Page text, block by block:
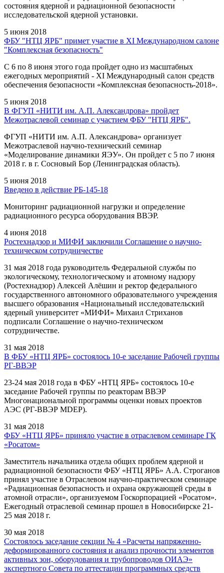
состояния ядерной и радиационной безопасности
исследовательской ядерной установки.
5 июня 2018
ФБУ "НТЦ ЯРБ" примет участие в XI Международном салоне
"Комплексная безопасность"
C 6 по 8 июня этого года пройдет одно из масштабных
ежегодных мероприятий - XI Международный салон средств
обеспечения безопасности «Комплексная безопасность-2018».
5 июня 2018
В ФГУП «НИТИ им. А.П. Александрова» пройдет
Межотраслевой семинар с участием ФБУ "НТЦ ЯРБ".
ФГУП «НИТИ им. А.П. Александрова» организует
Межотраслевой научно-технический семинар
«Моделирование динамики ЯЭУ». Он пройдет с 5 по 7 июня
2018 г. в г. Сосновый Бор (Ленинградская область).
5 июня 2018
Введено в действие РБ-145-18
Мониторинг радиационной нагрузки и определение
радиационного ресурса оборудования ВВЭР.
4 июня 2018
Ростехнадзор и МИФИ заключили Соглашение о научно-
техническом сотрудничестве
31 мая 2018 года руководитель Федеральной службы по
экологическому, технологическому и атомному надзору
(Ростехнадзор) Алексей Алёшин и ректор федерального
государственного автономного образовательного учреждения
высшего образования «Национальный исследовательский
ядерный университет «МИФИ» Михаил Стриханов
подписали Соглашение о научно-техническом
сотрудничестве.
31 мая 2018
В ФБУ «НТЦ ЯРБ» состоялось 10-е заседание Рабочей группы
РГ-ВВЭР
23-24 мая 2018 года в ФБУ «НТЦ ЯРБ» состоялось 10-е
заседание Рабочей группы по реакторам ВВЭР
Многонациональной программы оценки новых проектов
АЭС (РГ-ВВЭР MDEP).
31 мая 2018
ФБУ «НТЦ ЯРБ» приняло участие в отраслевом семинаре ГК
«Росатом»
Заместитель начальника отдела общих проблем ядерной и
радиационной безопасности ФБУ «НТЦ ЯРБ» А.А. Строганов
принял участие в Отраслевом научно-практическом семинаре
«Радиационная безопасность и охрана окружающей среды в
атомной отрасли», организуемом Госкорпорацией «Росатом».
Ежегодный отраслевой семинар прошел в Новосибирске 21-
25 мая 2018 г.
30 мая 2018
Состоялось заседание секции № 4 «Расчеты напряженно-
деформированного состояния и анализ прочности элементов
активных зон, оборудования и трубопроводов ОИАЭ»
экспертного Совета по аттестации программных средств